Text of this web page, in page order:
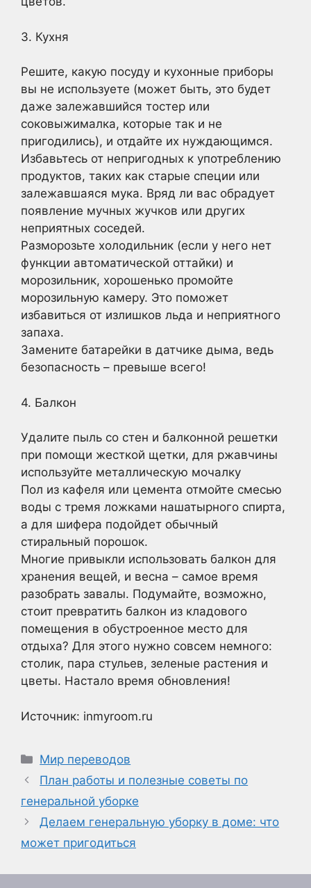
3. Кухня
Решите, какую посуду и кухонные приборы
вы не используете (может быть, это будет
даже залежавшийся тостер или
соковыжималка, которые так и не
пригодились), и отдайте их нуждающимся.
Избавьтесь от непригодных к употреблению
продуктов, таких как старые специи или
залежавшаяся мука. Вряд ли вас обрадует
появление мучных жучков или других
неприятных соседей.
Разморозьте холодильник (если у него нет
функции автоматической оттайки) и
морозильник, хорошенько промойте
морозильную камеру. Это поможет
избавиться от излишков льда и неприятного
запаха.
Замените батарейки в датчике дыма, ведь
безопасность – превыше всего!
4. Балкон
Удалите пыль со стен и балконной решетки
при помощи жесткой щетки, для ржавчины
используйте металлическую мочалку
Пол из кафеля или цемента отмойте смесью
воды с тремя ложками нашатырного спирта,
а для шифера подойдет обычный
стиральный порошок.
Многие привыкли использовать балкон для
хранения вещей, и весна – самое время
разобрать завалы. Подумайте, возможно,
стоит превратить балкон из кладового
помещения в обустроенное место для
отдыха? Для этого нужно совсем немного:
столик, пара стульев, зеленые растения и
цветы. Настало время обновления!
Источник: inmyroom.ru
Рубрики
Мир переводов
План работы и полезные советы по
генеральной уборке
Делаем генеральную уборку в доме: что
может пригодиться